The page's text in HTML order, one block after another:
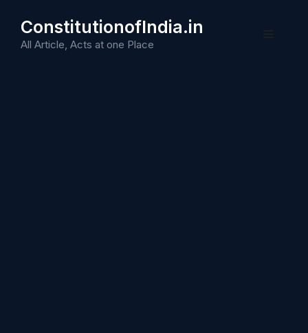
content
ConstitutionofIndia.in
All Article, Acts at one Place